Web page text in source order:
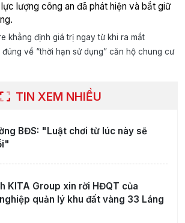
lượng công an đã phát hiện và bắt giữ
khẳng định giá trị ngay từ khi ra mắt
về “thời hạn sử dụng” căn hộ chung cư
TIN XEM NHIỀU
BĐS: "Luật chơi từ lúc này sẽ
KITA Group xin rời HĐQT của
quản lý khu đất vàng 33 Láng